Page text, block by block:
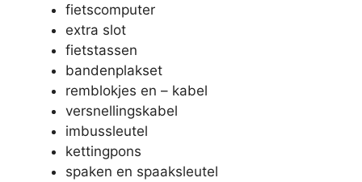
fietscomputer
extra slot
fietstassen
bandenplakset
remblokjes en – kabel
versnellingskabel
imbussleutel
kettingpons
spaken en spaaksleutel